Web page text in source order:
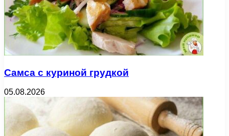
Самса с куриной грудкой
05.08.2026